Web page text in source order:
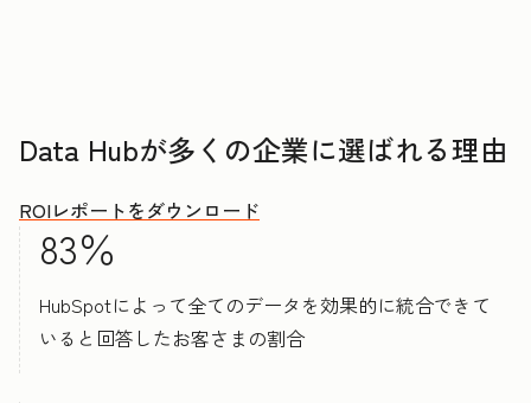
Data Hubが多くの企業に選ばれる理由
ROIレポートをダウンロード
83％
HubSpotによって全てのデータを効果的に統合できて
いると回答したお客さまの割合